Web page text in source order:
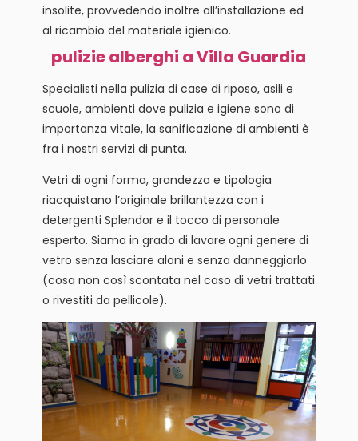
insolite, provvedendo inoltre all’installazione ed
al ricambio del materiale igienico.
pulizie alberghi a Villa Guardia
Specialisti nella pulizia di case di riposo, asili e
scuole, ambienti dove pulizia e igiene sono di
importanza vitale, la sanificazione di ambienti è
fra i nostri servizi di punta.
Vetri di ogni forma, grandezza e tipologia
riacquistano l’originale brillantezza con i
detergenti Splendor e il tocco di personale
esperto. Siamo in grado di lavare ogni genere di
vetro senza lasciare aloni e senza danneggiarlo
(cosa non così scontata nel caso di vetri trattati
o rivestiti da pellicole).